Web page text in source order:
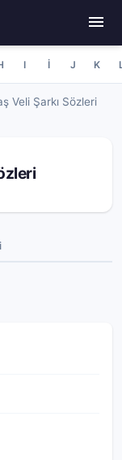
I İ J K
Veli Şarkı Sözleri